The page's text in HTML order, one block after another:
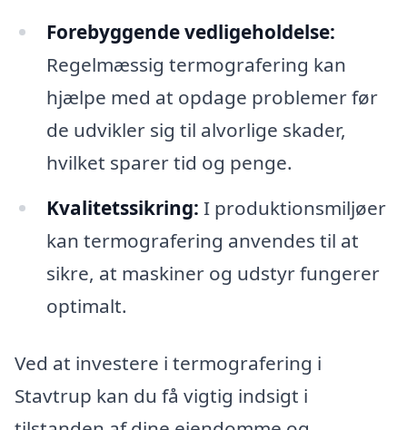
Forebyggende vedligeholdelse:
Regelmæssig termografering kan
hjælpe med at opdage problemer før
de udvikler sig til alvorlige skader,
hvilket sparer tid og penge.
Kvalitetssikring: I produktionsmiljøer
kan termografering anvendes til at
sikre, at maskiner og udstyr fungerer
optimalt.
Ved at investere i termografering i
Stavtrup kan du få vigtig indsigt i